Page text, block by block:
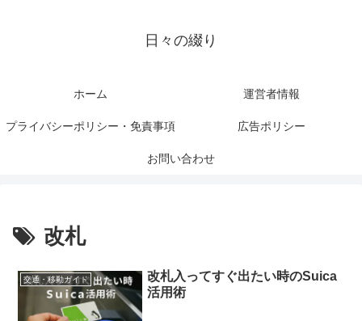
日々の綴り
ホーム 運営者情報
プライバシーポリシー・免責事項 広告ポリシー
お問い合わせ
改札
交通・移動ガイド
改札入ってすぐ出たい時のSuica
活用術